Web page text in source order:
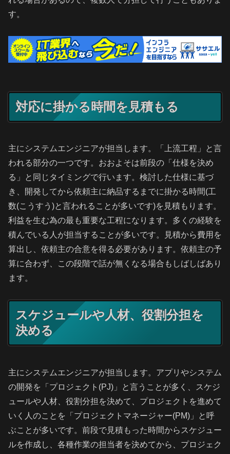
す。
対応に掛かる時間を見積もる
主にシステムエンジニアが担当します。「上流工程」と言
われる部分の一つです。おおよそは前段の「仕様を決め
る」と同じタイミングで行います。検討した仕様に基づ
き、開発してから依頼主に納品するまでに掛かる時間(工
数(こうすう)と言われることが多いです)を見積もります。
利益を生む為の最も重要な工程になります。多くの経験を
積んでいる人が担当することが多いです。見積から費用を
算出し、依頼主の合意を得る必要があります。依頼主の予
算に合わず、この段階で話が無くなる場合もしばしばあり
ます。
スケジュールや人材、役割分担を
決める
主にシステムエンジニアが担当します。アプリやシステム
の開発を「プロジェクト(PJ)」と言うことが多く、スケジ
ュールや人材、役割分担を決めて、プロジェクトを進めて
いく人のことを「プロジェクトマネージャー(PM)」と呼
ぶことが多いです。前段で見積もった時間からスケジュー
ルを作成し、各種作業の担当者を決めてから、プロジェク